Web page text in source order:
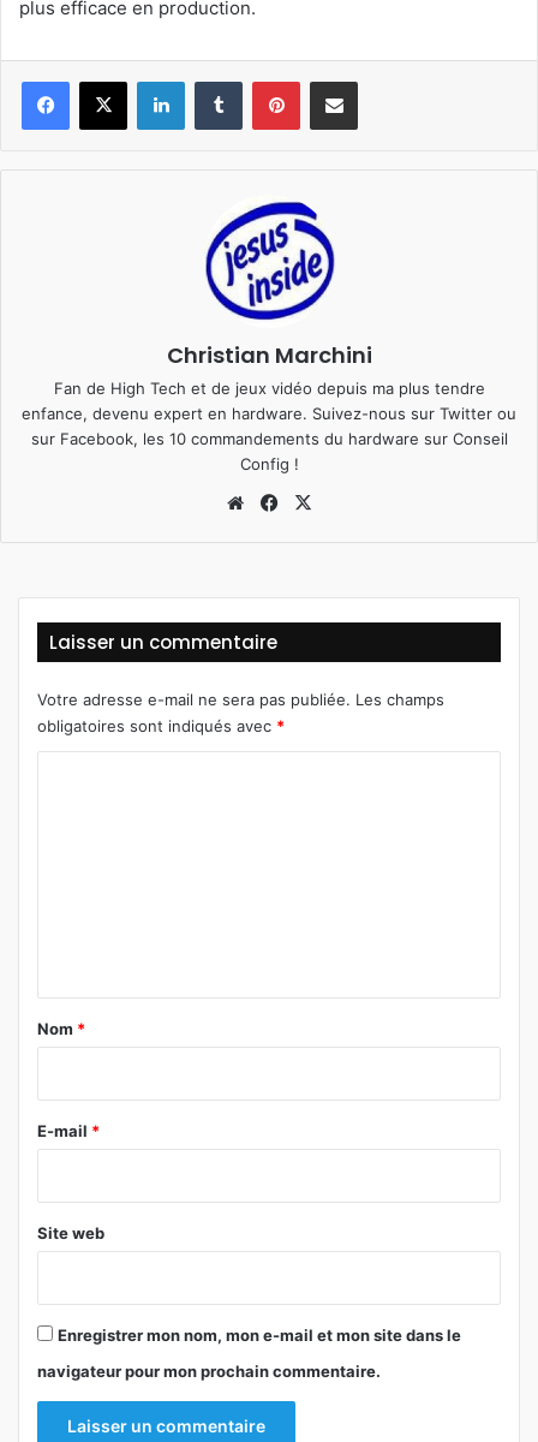
plus efficace en production.
LinkedinTumblr PinterestPargater via Email
Christian Marchini
Fan de High Tech et de jeux vidéo depuis ma plus tendre
enfance, devenu expert en hardware. Suivez-nous sur Twitter ou
sur Facebook, les 10 commandements du hardware sur Conseil
Config !
WebsiteFacebook
Laisser un commentaire
Votre adresse e-mail ne sera pas publiée. Les champs
obligatoires sont indiqués avec *
a
e
Nom *
E-mail *
Site web
Enregistrer mon nom, mon e-mail et mon site dans le
navigateur pour mon prochain commentaire.